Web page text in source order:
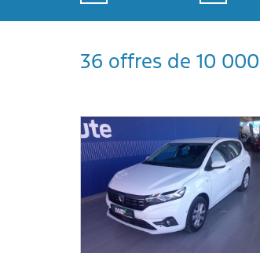
36 offres de 10